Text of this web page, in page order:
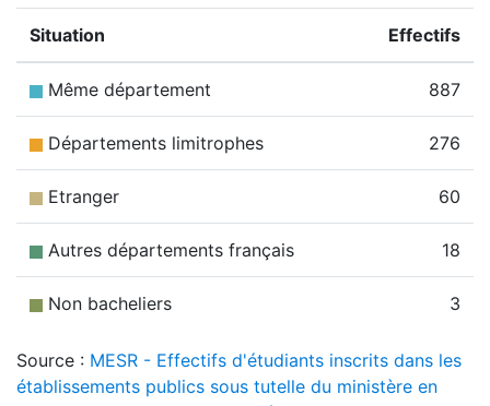
Situation Effectifs
Même département 887
Départements limitrophes 276
Etranger 60
Autres départements français 18
Non bacheliers 3
Source : MESR - Effectifs d'étudiants inscrits dans les
établissements publics sous tutelle du ministère en